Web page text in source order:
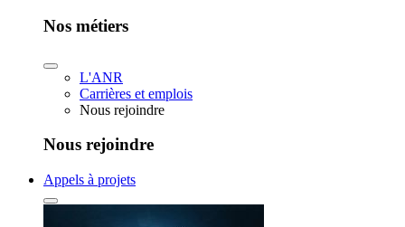
Nos métiers
L'ANR
Carrières et emplois
Nous rejoindre
Nous rejoindre
Appels à projets